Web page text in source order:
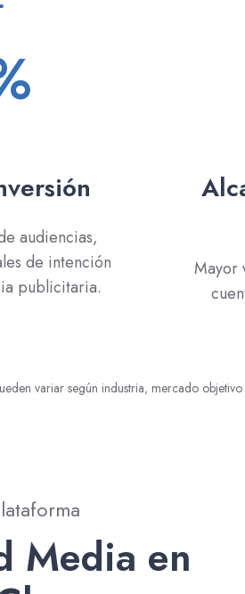
audiencias,
de intención
publicitaria.
Mayor
variar según industria, mercado
Media en